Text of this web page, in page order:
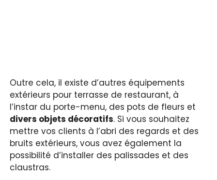
Outre cela, il existe d’autres équipements
extérieurs pour terrasse de restaurant, à
l’instar du porte-menu, des pots de fleurs et
divers objets décoratifs. Si vous souhaitez
mettre vos clients à l’abri des regards et des
bruits extérieurs, vous avez également la
possibilité d’installer des palissades et des
claustras.